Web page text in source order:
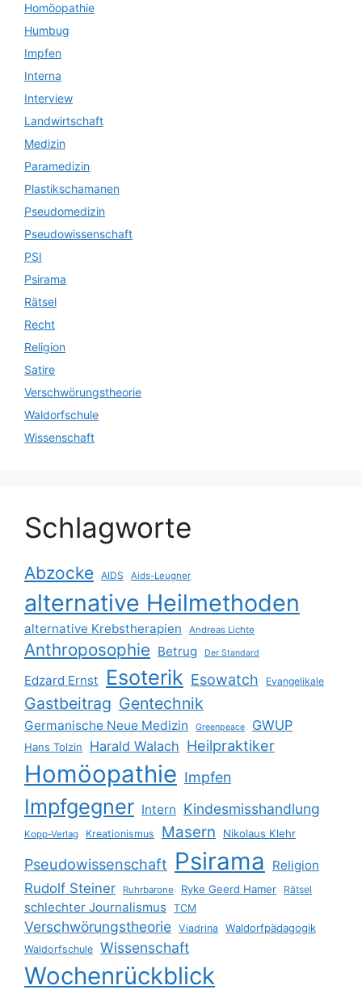
Homöopathie
Humbug
Impfen
Interna
Interview
Landwirtschaft
Medizin
Paramedizin
Plastikschamanen
Pseudomedizin
Pseudowissenschaft
PSI
Psirama
Rätsel
Recht
Religion
Satire
Verschwörungstheorie
Waldorfschule
Wissenschaft
Schlagworte
Abzocke AIDS Aids-Leugner
alternative Heilmethoden
alternative Krebstherapien Andreas Lichte
Anthroposophie Betrug Der Standard
Edzard Ernst Esoterik Esowatch Evangelikale
Gastbeitrag Gentechnik
Germanische Neue Medizin Greenpeace GWUP
Hans Tolzin Harald Walach Heilpraktiker
Homöopathie Impfen
Impfgegner Intern Kindesmisshandlung
Kopp-Verlag Kreationismus Masern Nikolaus Klehr
Pseudowissenschaft Psirama Religion
Rudolf Steiner Ruhrbarone Ryke Geerd Hamer Rätsel
schlechter Journalismus TCM
Verschwörungstheorie Viadrina Waldorfpädagogik
Waldorfschule Wissenschaft
Wochenrückblick